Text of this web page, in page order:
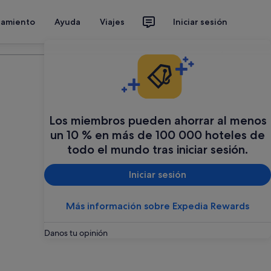
Ayuda Viajes Iniciar sesión
Los miembros pueden ahorrar al menos
un 10 % en más de 100 000 hoteles de
todo el mundo tras iniciar sesión.
Iniciar sesión
Más información sobre Expedia Rewards
Danos tu opinión